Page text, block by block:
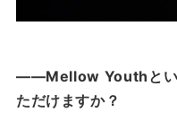
——Mellow Youthとい
ただけますか？